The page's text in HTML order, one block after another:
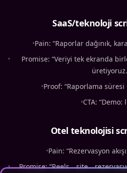
SaaS/teknoloji
•Pain: “Raporlar dağınık,
•
Promise: “Veriyi tek ekranda
•Proof: “Raporlama süresi
•CTA: “Demo:
Otel teknolojisi
•Pain: “Rezervasyon
•
Promise: